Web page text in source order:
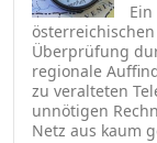
Überprüfung
regionale
zu veralteten
unnötigen
Netz aus kaum